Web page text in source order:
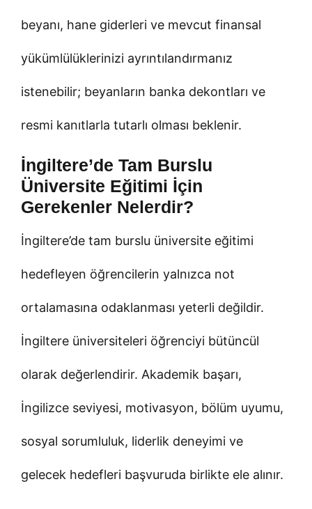
beyanı, hane giderleri ve mevcut finansal
yükümlülüklerinizi ayrıntılandırmanız
istenebilir; beyanların banka dekontları ve
resmi kanıtlarla tutarlı olması beklenir.
İngiltere’de Tam Burslu
Üniversite Eğitimi İçin
Gerekenler Nelerdir?
İngiltere’de tam burslu üniversite eğitimi
hedefleyen öğrencilerin yalnızca not
ortalamasına odaklanması yeterli değildir.
İngiltere üniversiteleri öğrenciyi bütüncül
olarak değerlendirir. Akademik başarı,
İngilizce seviyesi, motivasyon, bölüm uyumu,
sosyal sorumluluk, liderlik deneyimi ve
gelecek hedefleri başvuruda birlikte ele alınır.